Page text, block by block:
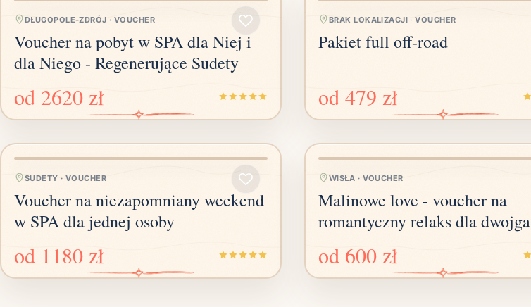
DŁUGOPOLE-ZDRÓJ · VOUCHER
Voucher na pobyt w SPA dla Niej i
dla Niego - Regenerujące Sudety
od 2620 zł
BRAK LOKALIZACJI ·VOUCHER
Pakiet full off-road
od 479 zł
SUDETY · VOUCHER
Voucher na niezapomniany weekend
w SPA dla jednej osoby
od 1180 zł
WISŁA · VOUCHER
Malinowe love - voucher na
romantyczny relaks dla dwojga
od 600 zł